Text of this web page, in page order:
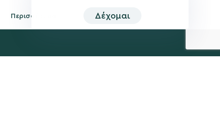
Περισσότερα Δέχομαι